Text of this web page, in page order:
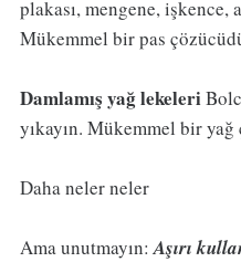
plakası, mengene, işkence,
Mükemmel bir pas
Damlamış yağ lekeleri
yıkayın. Mükemmel bir yağ
Daha neler neler
Ama unutmayın: Aşırı